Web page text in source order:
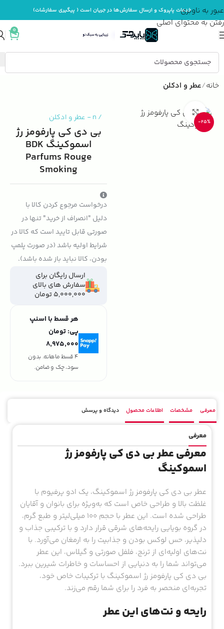
عبور به ناوبری
رفتن به محتوای اصلی
خدمات پاپروک و ارسال سفارش‌ها در جریان است ( پیگیری سفارشات)
0
خانه عطر و ادکلن
-25%
بزرگنمایی تصویر /
n
- عطر و ادکلن
بی دی کی پارفومز رژ
اسموکینگ BDK
Parfums Rouge
Smoking
درخواست مرجوع کردن کالا با
دلیل "انصراف از خرید" تنها در
صورتی قابل تایید است که کالا در
شرایط اولیه باشد (در صورت پلمپ
بودن، کالا نباید باز شده باشد).
ارسال رایگان برای
سفارش های بالای
5,000,000 تومان
هر قسط با اسنپ
پی:تومان
۸٬۹۷۵٬۰۰۰
4 قسط ماهانه. بدون
سود، چک و ضامن.
معرفی مشخصات اطلاعات محصول دیدگاه و پرسش
معرفی
معرفی عطر بی دی کی پارفومز رژ
اسموکینگ
عطر بی دی کی پارفومز رژ اسموکینگ، یک ادو پرفیوم با
غلظت بالا و طراحی خاص است که به‌ویژه برای بانوان و آقایان
طراحی شده است. این عطر با حجم 100 میلی‌لیتر و طبع گرم،
در گروه بویایی رایحه‌های شرقی قرار دارد و با ترکیبی جذاب و
دلپذیر، حس لوکس بودن و جذابیت را به ارمغان می‌آورد. با
نت‌های اولیه‌ای از ترنج، فلفل صورتی و گیلاس، این عطر
می‌تواند شما را به دنیایی از احساسات و خاطرات شیرین ببرد.
بی دی کی پارفومز رژ اسموکینگ با ترکیبات خاص خود،
تجربه‌ای منحصر به فرد را برای شما رقم می‌زند.
رایحه و نت‌های این عطر